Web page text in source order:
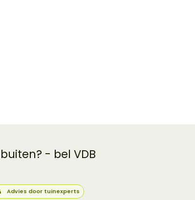
- bel VDB
Advies door tuinexperts